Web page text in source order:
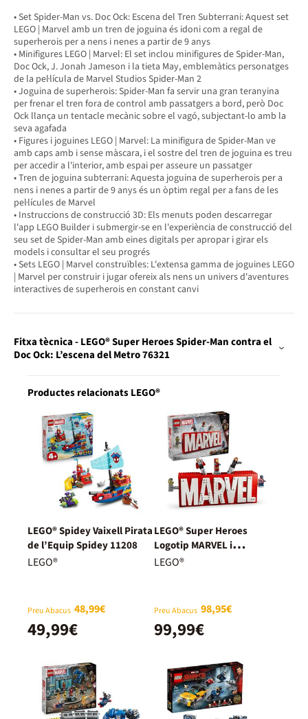
• Set Spider-Man vs. Doc Ock: Escena del Tren Subterrani: Aquest set
LEGO | Marvel amb un tren de joguina és idoni com a regal de
superherois per a nens i nenes a partir de 9 anys
• Minifigures LEGO | Marvel: El set inclou minifigures de Spider-Man,
Doc Ock, J. Jonah Jameson i la tieta May, emblemàtics personatges
de la pel·lícula de Marvel Studios Spider-Man 2
• Joguina de superherois: Spider-Man fa servir una gran teranyina
per frenar el tren fora de control amb passatgers a bord, però Doc
Ock llança un tentacle mecànic sobre el vagó, subjectant-lo amb la
seva agafada
• Figures i joguines LEGO | Marvel: La minifigura de Spider-Man ve
amb caps amb i sense màscara, i el sostre del tren de joguina es treu
per accedir a l'interior, amb espai per asseure un passatger
• Tren de joguina subterrani: Aquesta joguina de superherois per a
nens i nenes a partir de 9 anys és un òptim regal per a fans de les
pel·lícules de Marvel
• Instruccions de construcció 3D: Els menuts poden descarregar
l'app LEGO Builder i submergir-se en l'experiència de construcció del
seu set de Spider-Man amb eines digitals per apropar i girar els
models i consultar el seu progrés
• Sets LEGO | Marvel construïbles: L'extensa gamma de joguines LEGO
| Marvel per construir i jugar ofereix als nens un univers d'aventures
interactives de superherois en constant canvi
Fitxa tècnica - LEGO® Super Heroes Spider-Man contra el
Doc Ock: L’escena del Metro 76321
Productes relacionats LEGO®
LEGO® Spidey Vaixell Pirata
de l’Equip Spidey 11208
LEGO®
Preu Abacus 48,99€
49,99€
LEGO® Super Heroes
Logotip MARVEL i
Minifigures 76313
LEGO®
Preu Abacus 98,95€
99,99€